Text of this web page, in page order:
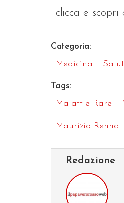
clicca e scopri
Categoria:
Medicina
Tags:
Malattie Rare
Maurizio Renna
Redazione